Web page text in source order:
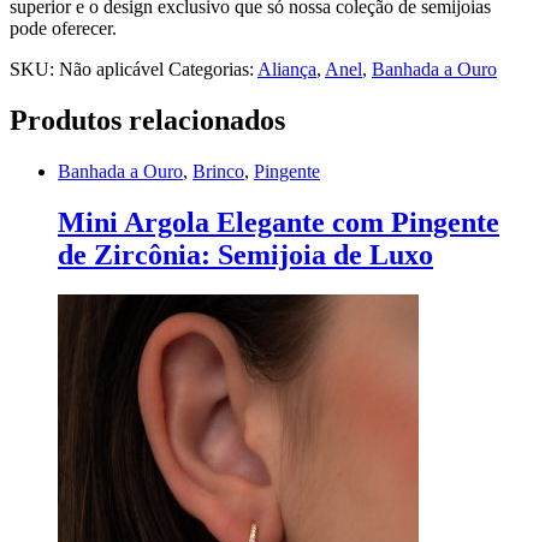
superior e o design exclusivo que só nossa coleção de semijoias
pode oferecer.
SKU: Não aplicável Categorias: Aliança, Anel, Banhada a Ouro
Produtos relacionados
Banhada a Ouro, Brinco, Pingente
Mini Argola Elegante com Pingente
de Zircônia: Semijoia de Luxo